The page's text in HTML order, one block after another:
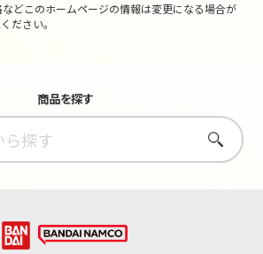
どこのホームページの情報は変更になる場合が
ださい。
商品を探す
さがす